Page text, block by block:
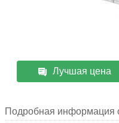
Лучшая цена
Подробная информация